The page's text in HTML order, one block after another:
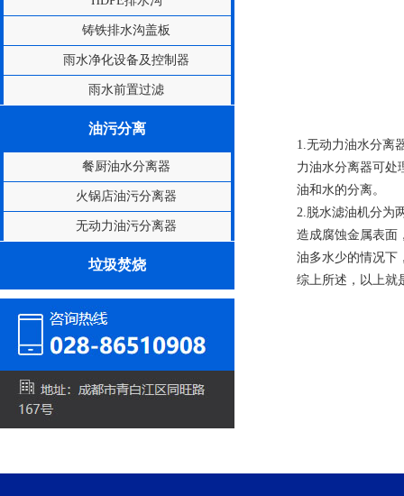
铸铁排水沟盖板
雨水净化设备及控制器
雨水前置过滤
油污分离
餐厨油水分离器
火锅店油污分离器
无动力油污分离器
垃圾焚烧
1.无动力油水分离
力油水分离器可处
油和水的分离。
2.脱水滤油机分为
造成腐蚀金属表面
油多水少的情况下
综上所述，以上就